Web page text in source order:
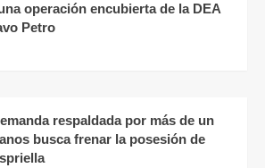
operación encubierta de la DEA
Petro
respaldada por más de un
busca frenar la posesión de